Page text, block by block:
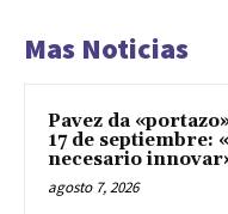
Mas Noticias
Pavez da
17 de septiembre:
necesario
agosto 7, 2026